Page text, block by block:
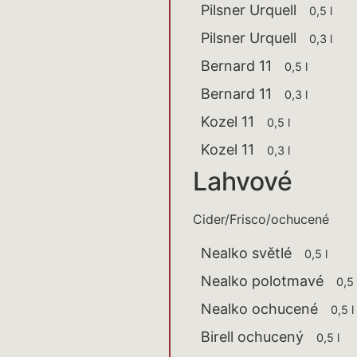
Pilsner Urquell 0,5 l
Pilsner Urquell 0,3 l
Bernard 11 0,5 l
Bernard 11 0,3 l
Kozel 11 0,5 l
Kozel 11 0,3 l
Lahvové
Cider/Frisco/ochucené
Nealko světlé 0,5 l
Nealko polotmavé
Nealko ochucené
Birell ochucený 0,5 l